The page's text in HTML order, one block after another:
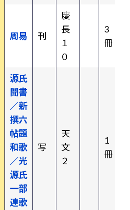
周易 刊
慶
長
１
０
3
冊
源氏
聞書
／新
撰六
帖題
和歌
／光
源氏
一部
連歌
写
天
文
２
1
冊